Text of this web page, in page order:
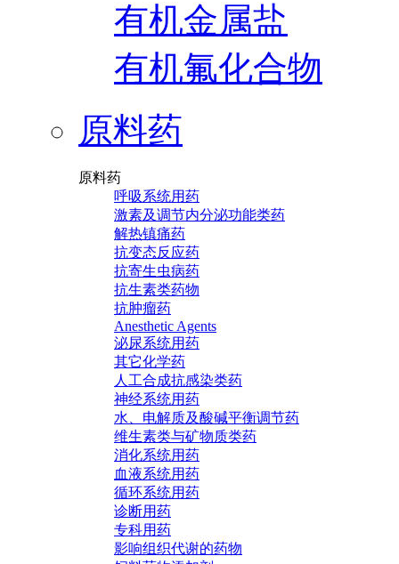
有机金属盐
有机氟化合物
原料药
原料药
呼吸系统用药
激素及调节内分泌功能类药
解热镇痛药
抗变态反应药
抗寄生虫病药
抗生素类药物
抗肿瘤药
Anesthetic Agents
泌尿系统用药
其它化学药
人工合成抗感染类药
神经系统用药
水、电解质及酸碱平衡调节药
维生素类与矿物质类药
消化系统用药
血液系统用药
循环系统用药
诊断用药
专科用药
影响组织代谢的药物